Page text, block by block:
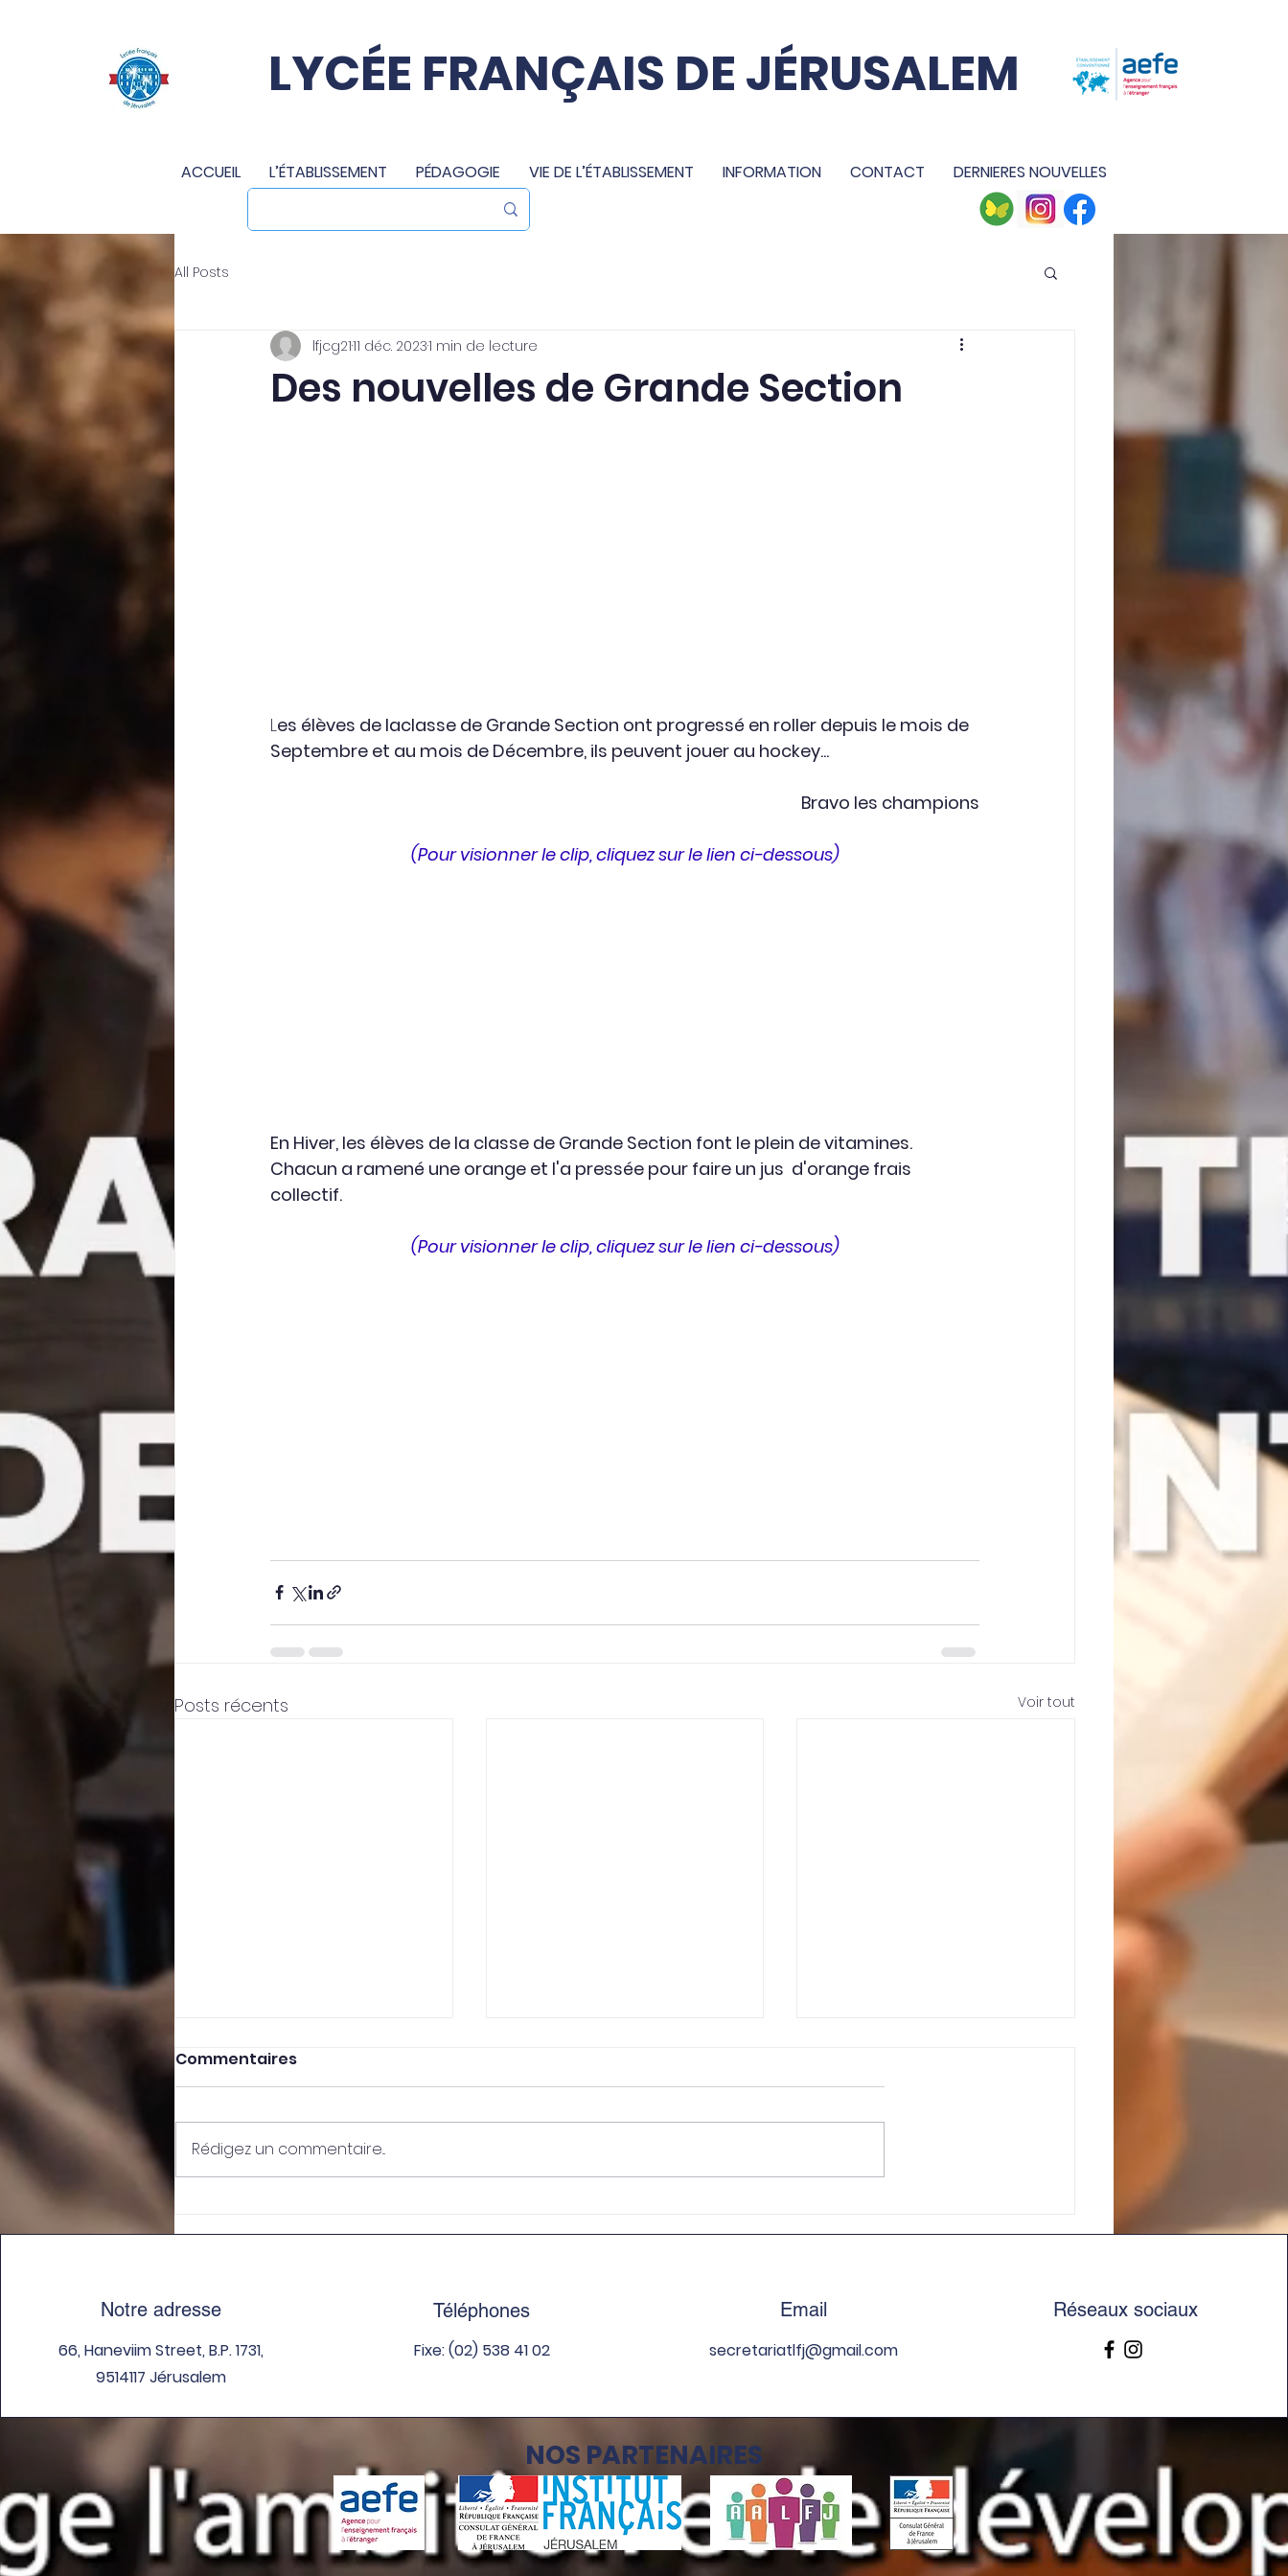
LYCÉE FRANÇAIS DE JÉRUSALEM
ACCUEIL L’ÉTABLISSEMENT PÉDAGOGIE VIE DE L’ÉTABLISSEMENT INFORMATION CONTACT DERNIERES NOUVELLES
All Posts
Des nouvelles de Grande Section
lfjcg2111 déc. 20231 min de lecture
Les élèves de laclasse de Grande Section ont progressé en roller depuis le mois de
Septembre et au mois de Décembre, ils peuvent jouer au hockey...
Bravo les champions
(Pour visionner le clip, cliquez sur le lien ci-dessous)
En Hiver, les élèves de la classe de Grande Section font le plein de vitamines.
Chacun a ramené une orange et l'a pressée pour faire un jus  d'orange frais
collectif.
(Pour visionner le clip, cliquez sur le lien ci-dessous)
Posts récents Voir tout
LFJ
intergénérationnelle -
forteresse de Belvoir
Commentaires
Rédigez un commentaire...
Notre adresse
66, Haneviim Street, B.P. 1731,
9514117 Jérusalem
Téléphones
Fixe: (02) 538 41 02
Email
secretariatlfj@gmail.com
Réseaux sociaux
NOS PARTENAIRES